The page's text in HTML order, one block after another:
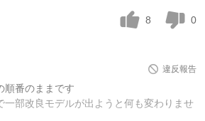
8 0
違反報告
順番のままです
一部改良モデルが出ようと何も変わりませ